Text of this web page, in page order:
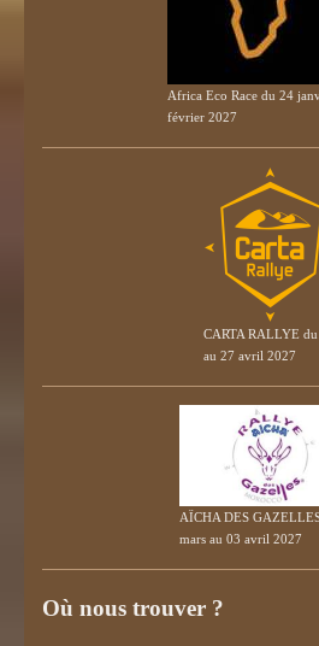
Africa Eco Race du 24
février 2027
CARTA RALLYE du
au 27 avril 2027
AÏCHA DES
mars au 03 avril 2027
Où nous trouver ?